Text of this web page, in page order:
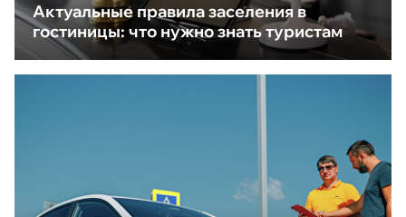
Актуальные правила заселения в
гостиницы: что нужно знать туристам